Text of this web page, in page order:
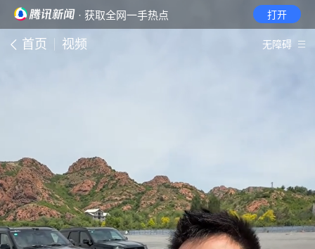
· 获取全网一手热点 打开
首页 视频 无障碍